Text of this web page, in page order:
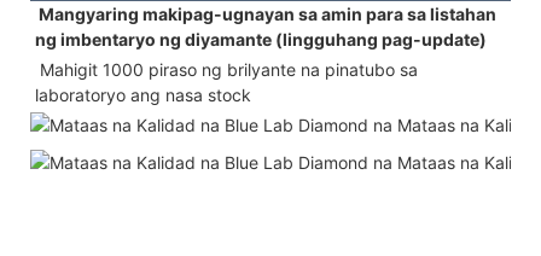
ng imbentaryo ng diyamante (lingguhang pag-update)
laboratoryo ang nasa stock